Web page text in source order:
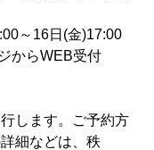
～16日(金)17:00
WEB受付
します。ご予約方
細などは、秩